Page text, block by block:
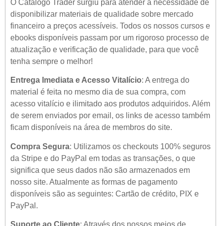
O Catálogo Trader surgiu para atender a necessidade de
disponibilizar materiais de qualidade sobre mercado
financeiro a preços acessíveis. Todos os nossos cursos e
ebooks disponíveis passam por um rigoroso processo de
atualização e verificação de qualidade, para que você
tenha sempre o melhor!
Entrega Imediata e Acesso Vitalício: A entrega do
material é feita no mesmo dia de sua compra, com
acesso vitalício e ilimitado aos produtos adquiridos. Além
de serem enviados por email, os links de acesso também
ficam disponíveis na área de membros do site.
Compra Segura: Utilizamos os checkouts 100% seguros
da Stripe e do PayPal em todas as transações, o que
significa que seus dados não são armazenados em
nosso site. Atualmente as formas de pagamento
disponíveis são as seguintes: Cartão de crédito, PIX e
PayPal.
Suporte ao Cliente: Através dos nossos meios de